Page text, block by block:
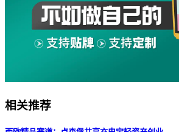
相关推荐